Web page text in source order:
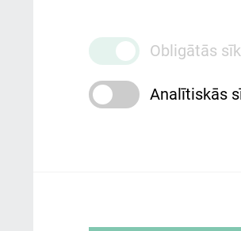
ceļvedis
Rekvizīti un
Obligātās
Analītiskās